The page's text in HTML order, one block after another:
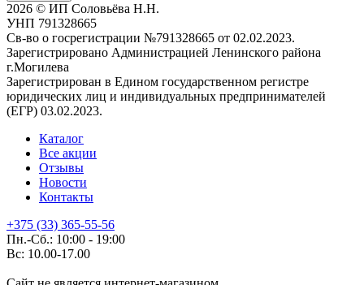
2026 © ИП Соловьёва Н.Н.
УНП 791328665
Св-во о госрегистрации №791328665 от 02.02.2023.
Зарегистрировано Администрацией Ленинского района
г.Могилева
Зарегистрирован в Едином государственном регистре
юридических лиц и индивидуальных предпринимателей
(ЕГР) 03.02.2023.
Каталог
Все акции
Отзывы
Новости
Контакты
+375 (33) 365-55-56
Пн.-Сб.: 10:00 - 19:00
Вс: 10.00-17.00